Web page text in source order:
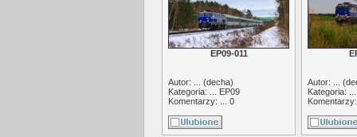
EP09-011
Autor: ... (decha)
Kategoria: ... EP09
Komentarzy: ... 0
Autor: ... (
Kategoria: